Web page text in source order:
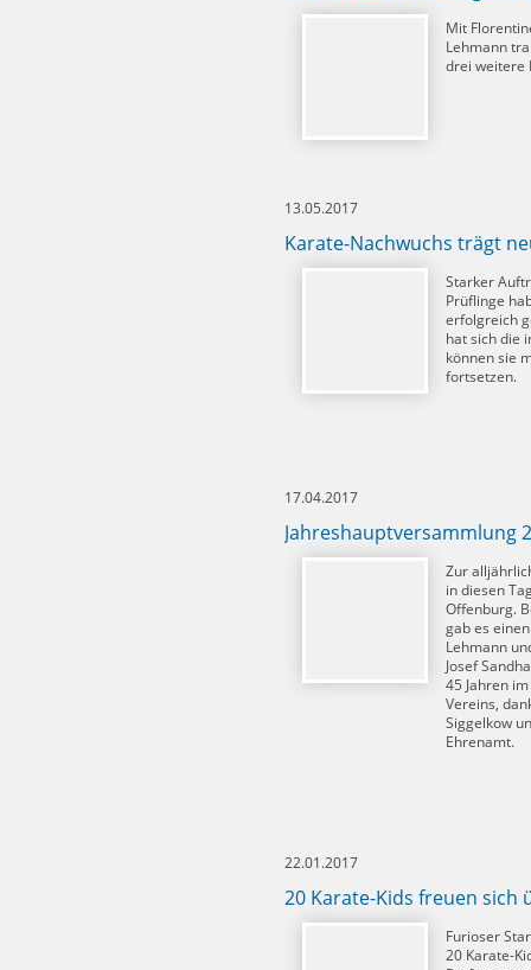
Mit
Lehmann
drei weitere
13.05.2017
Karate-Nachwuchs trägt
Starker
Prüflinge
erfolgreich
hat sich die
können sie
fortsetzen.
17.04.2017
Jahreshauptversammlung
Zur
in diesen
Offenburg.
gab es
Lehmann
Josef
45 Jahren
Vereins,
Siggelkow
Ehrenamt.
22.01.2017
20 Karate-Kids freuen
Furioser
20 Karate-